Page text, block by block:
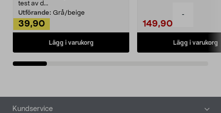
-
test av d...
Utförande: Grå/beige
39,90
Lägg i varukorg
149,90
Lägg i varukorg
Sidfot
Kundservice